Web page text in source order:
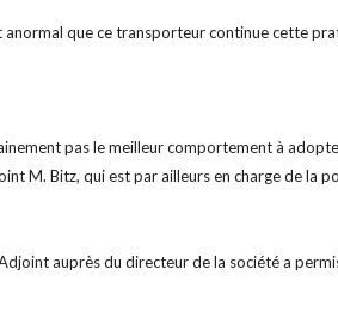
que ce transporteur continue cette
pas le meilleur comportement à
M. Bitz, qui est par ailleurs en charge de la
auprès du directeur de la société a